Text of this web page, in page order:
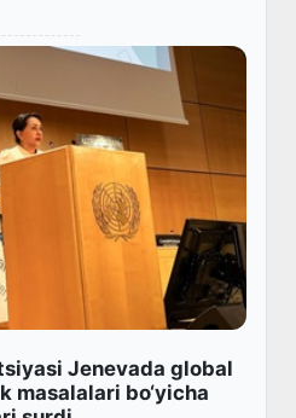
Jenevada global
masalalari bo‘yicha